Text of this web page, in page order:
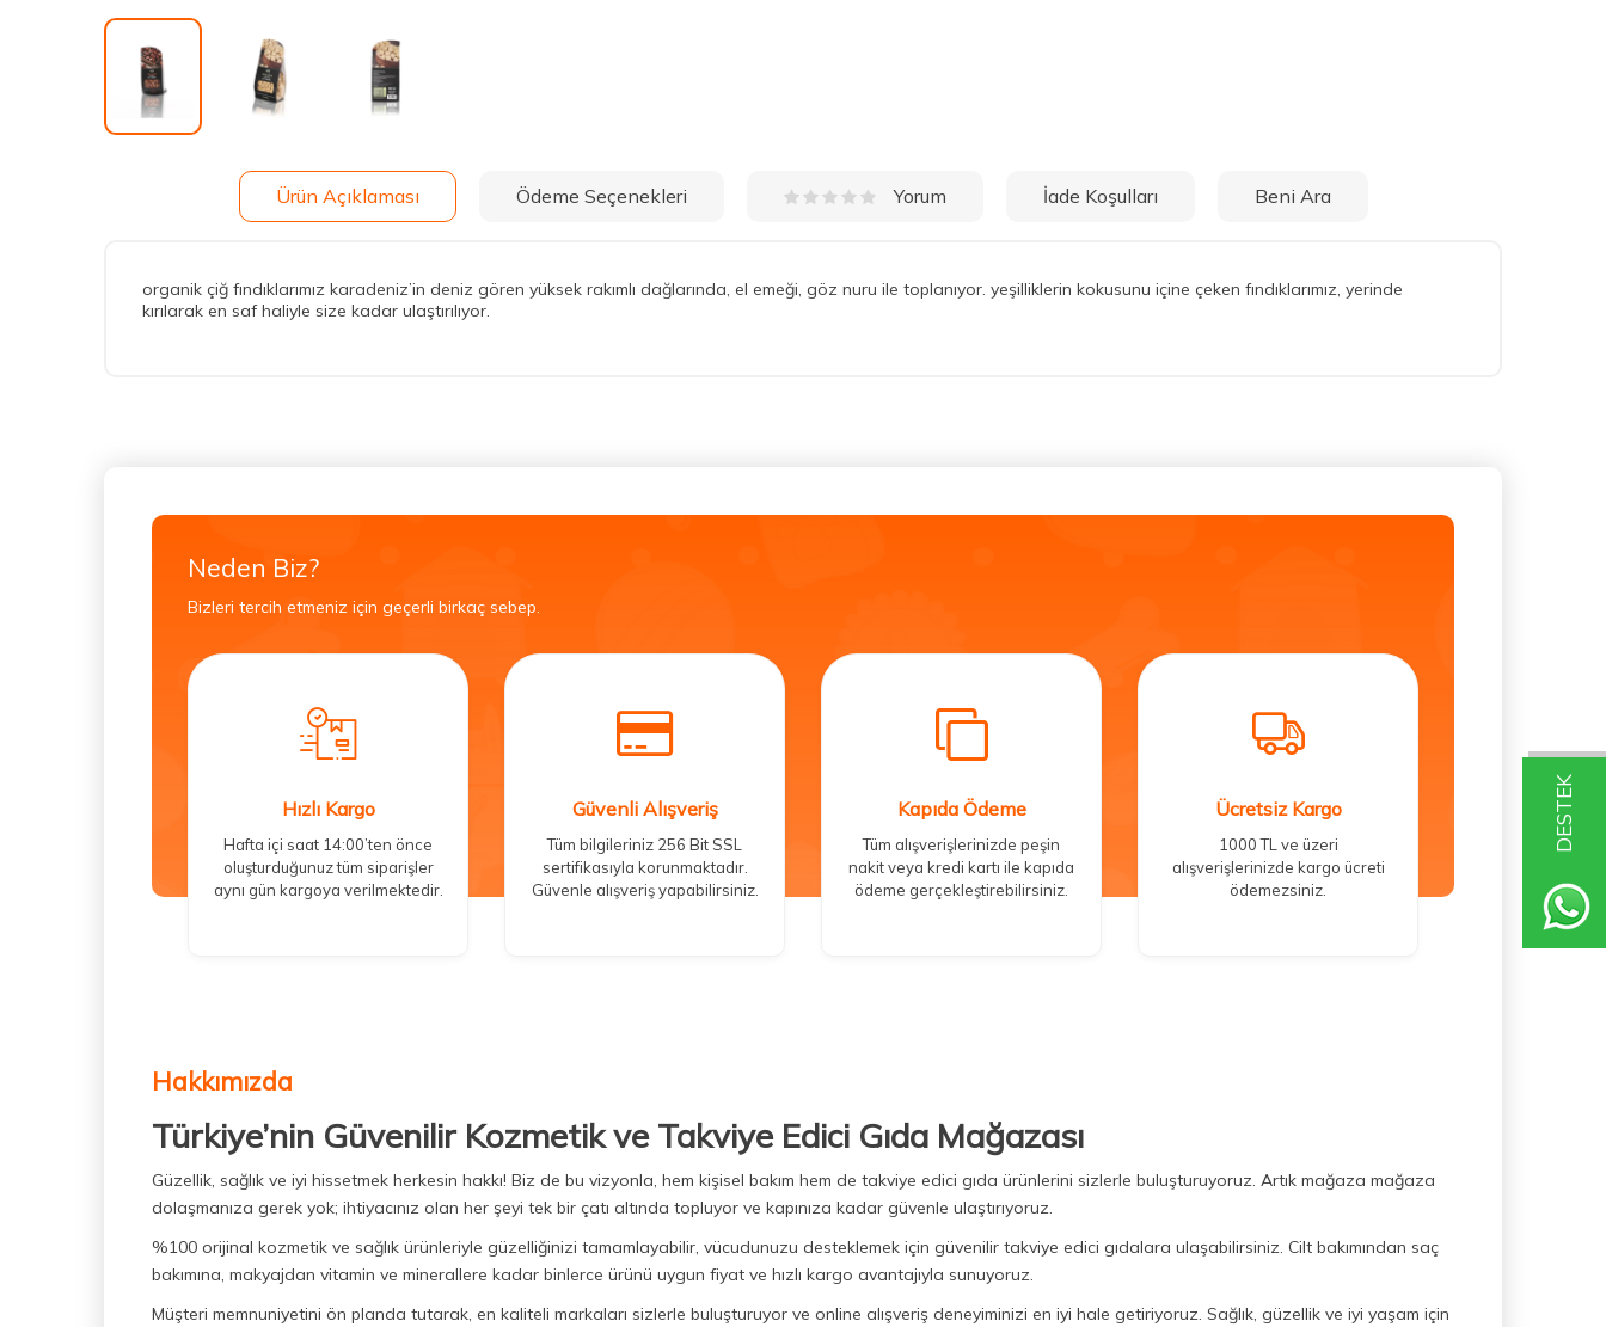
DESTEK
Ürün Açıklaması Ödeme Seçenekleri Yorum İade Koşulları Beni Ara
organik çiğ fındıklarımız karadeniz’in deniz gören yüksek rakımlı dağlarında, el emeği, göz nuru ile toplanıyor. yeşilliklerin kokusunu içine çeken fındıklarımız, yerinde
kırılarak en saf haliyle size kadar ulaştırılıyor.
Neden Biz?
Bizleri tercih etmeniz için geçerli birkaç sebep.
Hızlı Kargo
Hafta içi saat 14:00’ten önce
oluşturduğunuz tüm siparişler
aynı gün kargoya verilmektedir.
Güvenli Alışveriş
Tüm bilgileriniz 256 Bit SSL
sertifikasıyla korunmaktadır.
Güvenle alışveriş yapabilirsiniz.
Kapıda Ödeme
Tüm alışverişlerinizde peşin
nakit veya kredi kartı ile kapıda
ödeme gerçekleştirebilirsiniz.
Ücretsiz Kargo
1000 TL ve üzeri
alışverişlerinizde kargo ücreti
ödemezsiniz.
Hakkımızda
Türkiye’nin Güvenilir Kozmetik ve Takviye Edici Gıda Mağazası
Güzellik, sağlık ve iyi hissetmek herkesin hakkı! Biz de bu vizyonla, hem kişisel bakım hem de takviye edici gıda ürünlerini sizlerle buluşturuyoruz. Artık mağaza mağaza
dolaşmanıza gerek yok; ihtiyacınız olan her şeyi tek bir çatı altında topluyor ve kapınıza kadar güvenle ulaştırıyoruz.
%100 orijinal kozmetik ve sağlık ürünleriyle güzelliğinizi tamamlayabilir, vücudunuzu desteklemek için güvenilir takviye edici gıdalara ulaşabilirsiniz. Cilt bakımından saç
bakımına, makyajdan vitamin ve minerallere kadar binlerce ürünü uygun fiyat ve hızlı kargo avantajıyla sunuyoruz.
Müşteri memnuniyetini ön planda tutarak, en kaliteli markaları sizlerle buluşturuyor ve online alışveriş deneyiminizi en iyi hale getiriyoruz. Sağlık, güzellik ve iyi yaşam için